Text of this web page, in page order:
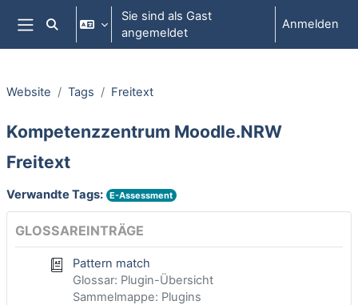
Zum Hauptinhalt
Website-Übersicht
Sucheingabe umschalten
Sie sind als Gast
angemeldet
Anmelden
Website Tags Freitext
Kompetenzzentrum Moodle.NRW
Freitext
Verwandte Tags: E-Assessment
GLOSSAREINTRÄGE
Pattern match
Glossar: Plugin-Übersicht
Sammelmappe: Plugins